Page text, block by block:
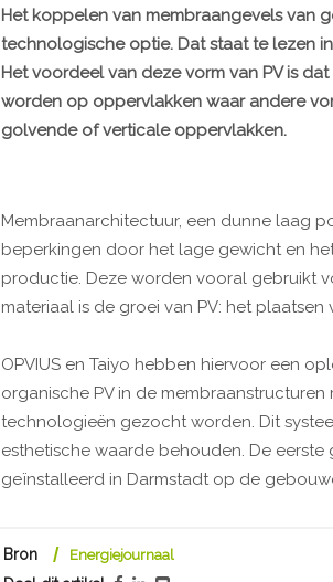
Het koppelen van membraangevels van
technologische optie. Dat staat te lezen
Het voordeel van deze vorm van PV is
worden op oppervlakken waar andere
golvende of verticale oppervlakken.
Membraanarchitectuur, een dunne laag
beperkingen door het lage gewicht en
productie. Deze worden vooral gebruikt
materiaal is de groei van PV: het
OPVIUS en Taiyo hebben hiervoor een
organische PV in de
technologieën gezocht worden. Dit
esthetische waarde behouden. De
geïnstalleerd in Darmstadt op de
Bron Energiejournaal